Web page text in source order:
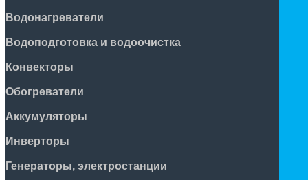
Водонагреватели
Водоподготовка и водоочистка
Конвекторы
Обогреватели
Аккумуляторы
Инверторы
Генераторы, электростанции